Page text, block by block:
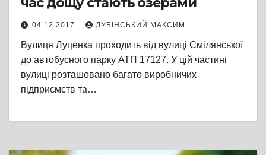
04.12.2017 ДУБІНСЬКИЙ МАКСИМ
Вулиця Луценка проходить від вулиці Смілянської
до автобусного парку АТП 17127. У цій частині
вулиці розташовано багато виробничих
підприємств та…